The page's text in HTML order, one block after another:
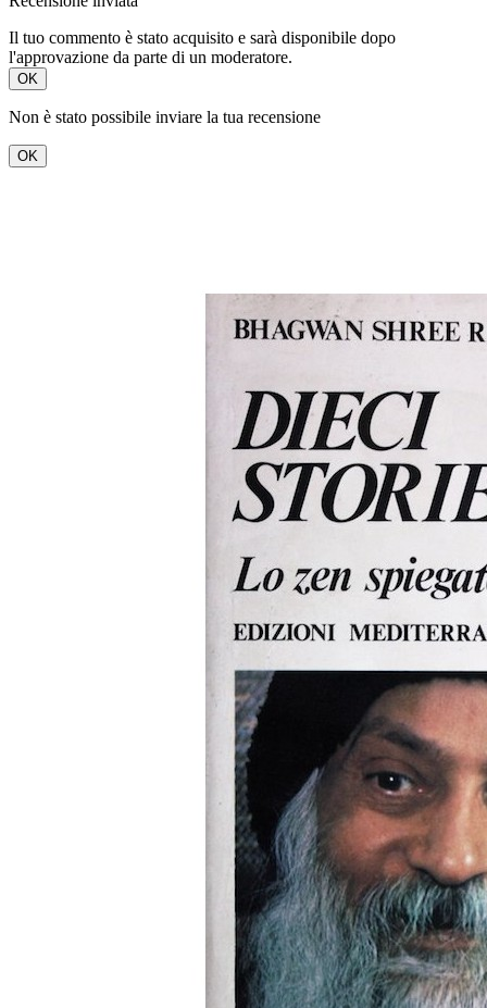
Il tuo commento è stato acquisito e sarà disponibile dopo
l'approvazione da parte di un moderatore.
OK
Non è stato possibile inviare la tua recensione
OK